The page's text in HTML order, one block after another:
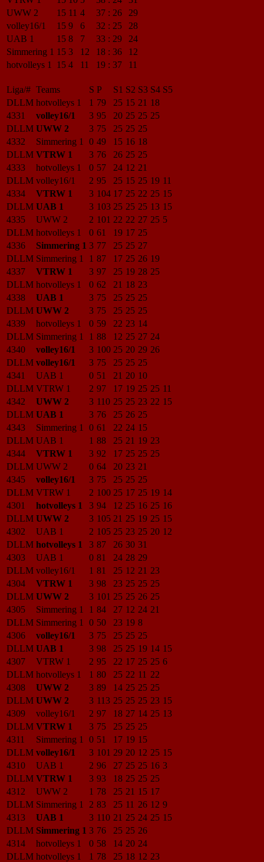
UWW 2
15 11 4 37 : 26
29
volley16/1
15 9 6 32 : 25
28
UAB 1
15 8 7 33 : 29
24
Simmering 1 15 3 12 18 : 36
12
hotvolleys 1
15 4 11 19 : 37 11
Liga/# Teams S P S1 S2 S3 S4 S5
DLLM hotvolleys 1 1 79 25 15 21 18
4331
volley16/1 3 95 20 25 25 25
DLLM UWW 2 3 75 25 25 25
4332
Simmering 1 0 49 15 16 18
DLLM VTRW 1 3 76 26 25 25
4333
hotvolleys 1 0 57 24 12 21
DLLM volley16/1 2 95 25 15 25 19 11
4334
VTRW 1 3 104 17 25 22 25 15
DLLM UAB 1 3 103 25 25 25 13 15
4335
UWW 2 2 101 22 22 27 25 5
DLLM hotvolleys 1 0 61 19 17 25
4336
Simmering 1 3 77 25 25 27
DLLM Simmering 1 1 87 17 25 26 19
4337
VTRW 1 3 97 25 19 28 25
DLLM hotvolleys 1 0 62 21 18 23
4338
UAB 1 3 75 25 25 25
DLLM UWW 2 3 75 25 25 25
4339
hotvolleys 1 0 59 22 23 14
DLLM Simmering 1 1 88 12 25 27 24
4340
volley16/1 3 100 25 20 29 26
DLLM volley16/1 3 75 25 25 25
4341
UAB 1 0 51 21 20 10
DLLM VTRW 1 2 97 17 19 25 25 11
4342
UWW 2 3 110 25 25 23 22 15
DLLM UAB 1 3 76 25 26 25
4343
Simmering 1 0 61 22 24 15
DLLM UAB 1 1 88 25 21 19 23
4344
VTRW 1 3 92 17 25 25 25
DLLM UWW 2 0 64 20 23 21
4345
volley16/1 3 75 25 25 25
DLLM VTRW 1 2 100 25 17 25 19 14
4301
hotvolleys 1 3 94 12 25 16 25 16
DLLM UWW 2 3 105 21 25 19 25 15
4302
UAB 1 2 105 25 23 25 20 12
DLLM hotvolleys 1 3 87 26 30 31
4303
UAB 1 0 81 24 28 29
DLLM volley16/1 1 81 25 12 21 23
4304
VTRW 1 3 98 23 25 25 25
DLLM UWW 2 3 101 25 25 26 25
4305
Simmering 1 1 84 27 12 24 21
DLLM Simmering 1 0 50 23 19 8
4306
volley16/1 3 75 25 25 25
DLLM UAB 1 3 98 25 25 19 14 15
4307
VTRW 1 2 95 22 17 25 25 6
DLLM hotvolleys 1 1 80 25 22 11 22
4308
UWW 2 3 89 14 25 25 25
DLLM UWW 2 3 113 25 25 25 23 15
4309
volley16/1 2 97 18 27 14 25 13
DLLM VTRW 1 3 75 25 25 25
4311
Simmering 1 0 51 17 19 15
DLLM volley16/1 3 101 29 20 12 25 15
4310
UAB 1 2 96 27 25 25 16 3
DLLM VTRW 1 3 93 18 25 25 25
4312
UWW 2 1 78 25 21 15 17
DLLM Simmering 1 2 83 25 11 26 12 9
4313
UAB 1 3 110 21 25 24 25 15
DLLM Simmering 1 3 76 25 25 26
4314
hotvolleys 1 0 58 14 20 24
DLLM hotvolleys 1 1 78 25 18 12 23